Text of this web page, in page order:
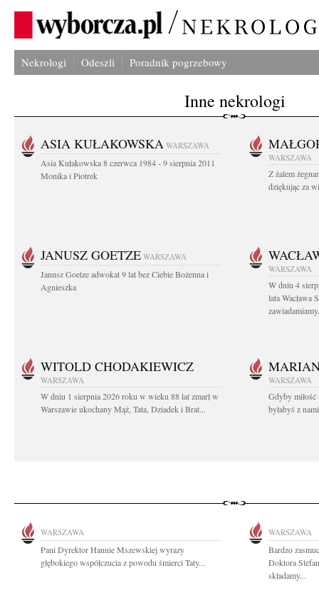
Nekrologi Odeszli Poradnik pogrzebowy
Inne nekrologi
ASIA KUŁAKOWSKA WARSZAWA
Asia Kułakowska 8 czerwca 1984 - 9 sierpnia 2011
Monika i Piotrek
WARSZAWA
Z żalem
dziękując za
JANUSZ GOETZE WARSZAWA
Janusz Goetze adwokat 9 lat bez Ciebie Bożenna i
Agnieszka
WARSZAWA
W dniu 4
lata Wacława
WITOLD CHODAKIEWICZ
WARSZAWA
W dniu 1 sierpnia 2026 roku w wieku 88 lat zmarł w
Warszawie ukochany Mąż, Tata, Dziadek i Brat...
WARSZAWA
Gdyby miłość
byłabyś z
WARSZAWA
Pani Dyrektor Hannie Mszewskiej wyrazy
głębokiego współczucia z powodu śmierci Taty...
WARSZAWA
Bardzo
Doktora
składamy...